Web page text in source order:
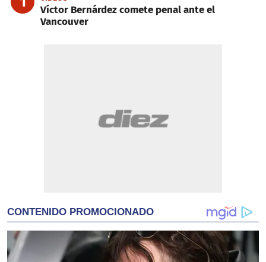
Víctor Bernárdez comete penal ante el
Vancouver